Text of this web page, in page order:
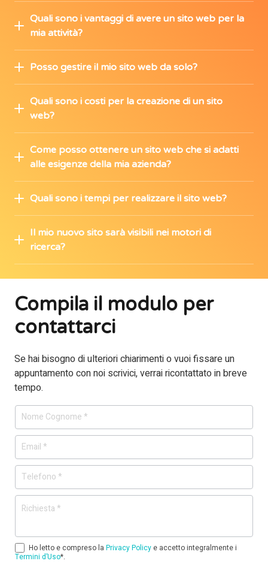
Quali sono i vantaggi di avere un sito web per la
mia attività?
Posso gestire il mio sito web da solo?
Quali sono i costi per la creazione di un sito
web?
Come posso ottenere un sito web che si adatti
alle esigenze della mia azienda?
Quali sono i tempi per realizzare il sito web?
Il mio nuovo sito sarà visibili nei motori di
ricerca?
Compila il modulo per
contattarci
Se hai bisogno di ulteriori chiarimenti o vuoi fissare un
appuntamento con noi scrivici, verrai ricontattato in breve
tempo.
Form
mini
NA01
Ho letto e compreso la Privacy Policye accetto integralmente i
Termini d’Uso*.